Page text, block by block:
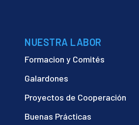
NUESTRA LABOR
Formacion y Comités
Galardones
Proyectos de Cooperación
Buenas Prácticas